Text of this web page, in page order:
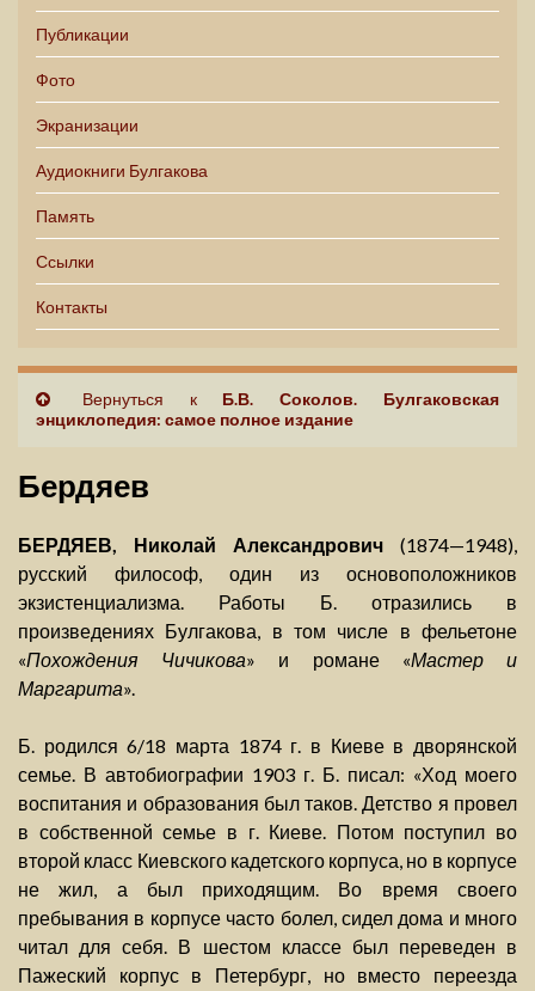
Публикации
Фото
Экранизации
Аудиокниги Булгакова
Память
Ссылки
Контакты
Вернуться к Б.В. Соколов. Булгаковская
энциклопедия: самое полное издание
Бердяев
БЕРДЯЕВ, Николай Александрович (1874—1948),
русский философ, один из основоположников
экзистенциализма. Работы Б. отразились в
произведениях Булгакова, в том числе в фельетоне
«Похождения Чичикова» и романе «Мастер и
Маргарита».
Б. родился 6/18 марта 1874 г. в Киеве в дворянской
семье. В автобиографии 1903 г. Б. писал: «Ход моего
воспитания и образования был таков. Детство я провел
в собственной семье в г. Киеве. Потом поступил во
второй класс Киевского кадетского корпуса, но в корпусе
не жил, а был приходящим. Во время своего
пребывания в корпусе часто болел, сидел дома и много
читал для себя. В шестом классе был переведен в
Пажеский корпус в Петербург, но вместо переезда